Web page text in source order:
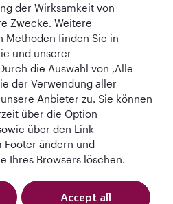
World's Best
Business Class
Lounge
der Wirksamkeit von
Zwecke. Weitere
Methoden finden Sie in
und unserer
die Auswahl von ‚Alle
der Verwendung aller
Anbieter zu. Sie können
über die Option
über den Link
Footer ändern und
Ihres Browsers löschen.
Accept all